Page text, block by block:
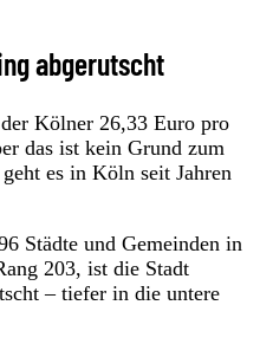
abgerutscht
Kölner 26,33 Euro pro
das ist kein Grund zum
es in Köln seit Jahren
Städte und Gemeinden in
203, ist die Stadt
– tiefer in die untere